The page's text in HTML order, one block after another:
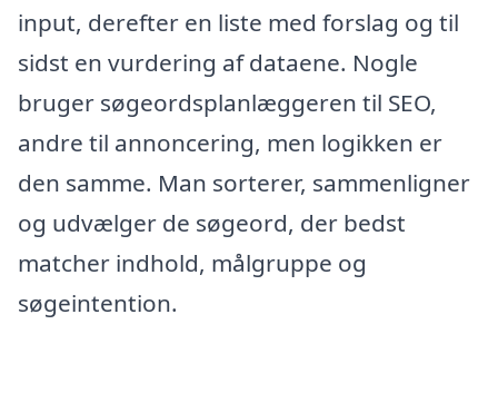
input, derefter en liste med forslag og til
sidst en vurdering af dataene. Nogle
bruger søgeordsplanlæggeren til SEO,
andre til annoncering, men logikken er
den samme. Man sorterer, sammenligner
og udvælger de søgeord, der bedst
matcher indhold, målgruppe og
søgeintention.